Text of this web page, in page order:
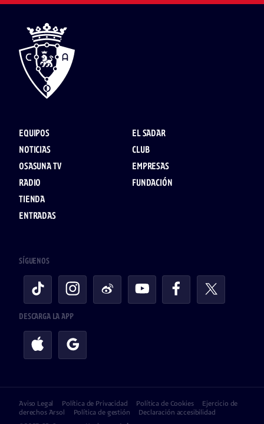
EQUIPOS
NOTICIAS
OSASUNA TV
RADIO
TIENDA
ENTRADAS
EL SADAR
CLUB
EMPRESAS
FUNDACIÓN
SÍGUENOS
DESCARGA LA APP
Aviso Legal Política de Privacidad Política de Cookies
Ejercicio de
derechos Arsol
Política de gestión
Declaración accesibilidad